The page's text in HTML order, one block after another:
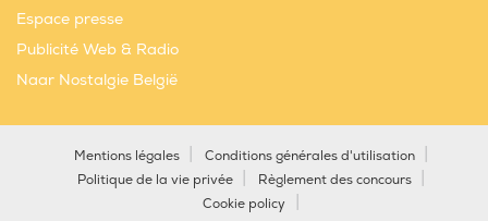
Espace presse
Publicité Web & Radio
Naar Nostalgie België
Mentions légales
Conditions générales d'utilisation
Politique de la vie privée
Règlement des concours
Cookie policy